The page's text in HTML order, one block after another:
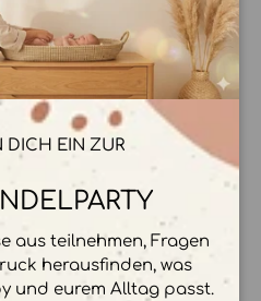
werden sicher
keine
DICH EIN ZUR
aus teilnehmen, Fragen
herausfinden, was
und eurem Alltag passt.